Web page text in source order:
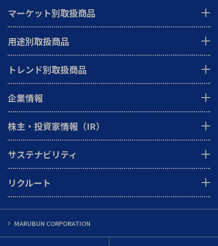
マーケット別取扱商品
用途別取扱商品
トレンド別取扱商品
企業情報
株主・投資家情報（IR）
サステナビリティ
リクルート
MARUBUN CORPORATION